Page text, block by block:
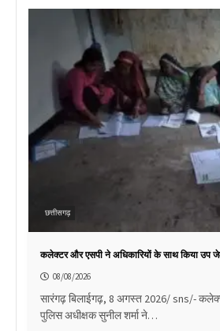
छत्तीसगढ़
कलेक्टर और एसपी ने अधिकारियों के साथ किया उप जेल
08/08/2026
सारंगढ़ बिलाईगढ़, 8 अगस्त 2026/ sns/-
पुलिस अधीक्षक सुनील शर्मा ने…